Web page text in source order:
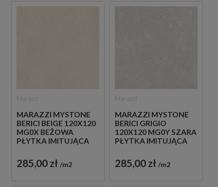
MARAZZI MYSTONE
BERICI BEIGE 120X120
MG0X BEŻOWA
PŁYTKA IMITUJĄCA
285,00 zł m2
MARAZZI MYSTONE
BERICI GRIGIO
120X120 MG0Y SZARA
PŁYTKA IMITUJĄCA
285,00 zł m2